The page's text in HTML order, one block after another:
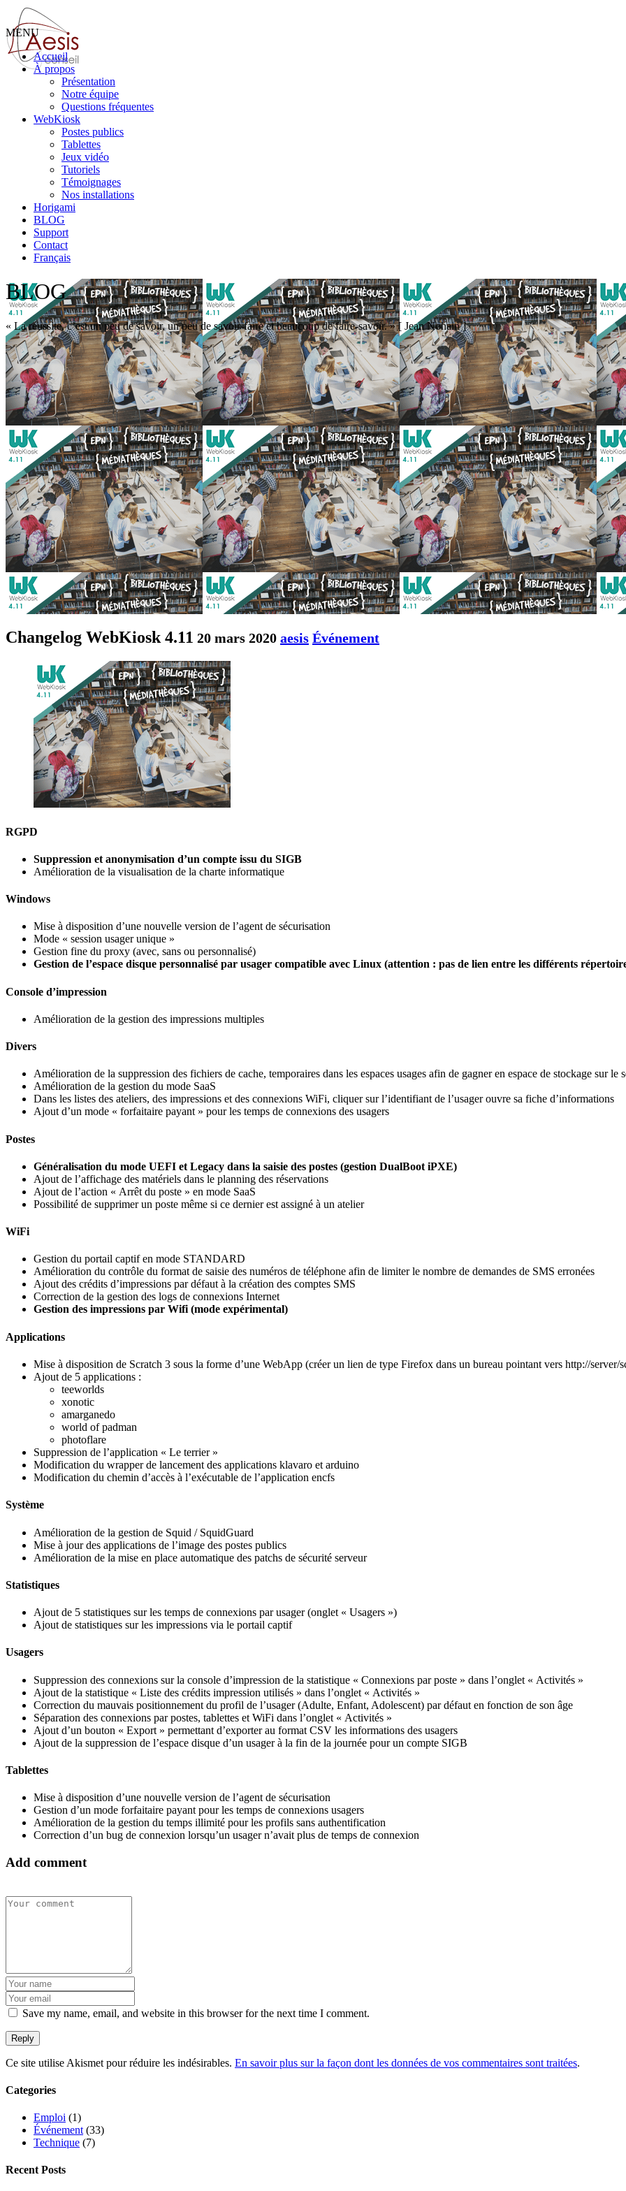
MENU
Accueil
À propos
Présentation
Notre équipe
Questions fréquentes
WebKiosk
Postes publics
Tablettes
Jeux vidéo
Tutoriels
Témoignages
Nos installations
Horigami
BLOG
Support
Contact
Français
BLOG
« La réussite, c’est un peu de savoir, un peu de savoir-faire et beaucoup de faire-savoir. » [ Jean Nohain ]
Changelog WebKiosk 4.11 20 mars 2020 aesis Événement
RGPD
Suppression et anonymisation d’un compte issu du SIGB
Amélioration de la visualisation de la charte informatique
Windows
Mise à disposition d’une nouvelle version de l’agent de sécurisation
Mode « session usager unique »
Gestion fine du proxy (avec, sans ou personnalisé)
Gestion de l’espace disque personnalisé par usager compatible avec Linux (attention : pas de lien entre les différents
Console d’impression
Amélioration de la gestion des impressions multiples
Divers
Amélioration de la suppression des fichiers de cache, temporaires dans les espaces usages afin de gagner en espace de stockage sur le
Amélioration de la gestion du mode SaaS
Dans les listes des ateliers, des impressions et des connexions WiFi, cliquer sur l’identifiant de l’usager ouvre sa fiche d’informations
Ajout d’un mode « forfaitaire payant » pour les temps de connexions des usagers
Postes
Généralisation du mode UEFI et Legacy dans la saisie des postes (gestion DualBoot iPXE)
Ajout de l’affichage des matériels dans le planning des réservations
Ajout de l’action « Arrêt du poste » en mode SaaS
Possibilité de supprimer un poste même si ce dernier est assigné à un atelier
WiFi
Gestion du portail captif en mode STANDARD
Amélioration du contrôle du format de saisie des numéros de téléphone afin de limiter le nombre de demandes de SMS erronées
Ajout des crédits d’impressions par défaut à la création des comptes SMS
Correction de la gestion des logs de connexions Internet
Gestion des impressions par Wifi (mode expérimental)
Applications
Mise à disposition de Scratch 3 sous la forme d’une WebApp (créer un lien de type Firefox dans un bureau pointant vers http://server/
Ajout de 5 applications :
teeworlds
xonotic
amarganedo
world of padman
photoflare
Suppression de l’application « Le terrier »
Modification du wrapper de lancement des applications klavaro et arduino
Modification du chemin d’accès à l’exécutable de l’application encfs
Système
Amélioration de la gestion de Squid / SquidGuard
Mise à jour des applications de l’image des postes publics
Amélioration de la mise en place automatique des patchs de sécurité serveur
Statistiques
Ajout de 5 statistiques sur les temps de connexions par usager (onglet « Usagers »)
Ajout de statistiques sur les impressions via le portail captif
Usagers
Suppression des connexions sur la console d’impression de la statistique « Connexions par poste » dans l’onglet « Activités »
Ajout de la statistique « Liste des crédits impression utilisés » dans l’onglet « Activités »
Correction du mauvais positionnement du profil de l’usager (Adulte, Enfant, Adolescent) par défaut en fonction de son âge
Séparation des connexions par postes, tablettes et WiFi dans l’onglet « Activités »
Ajout d’un bouton « Export » permettant d’exporter au format CSV les informations des usagers
Ajout de la suppression de l’espace disque d’un usager à la fin de la journée pour un compte SIGB
Tablettes
Mise à disposition d’une nouvelle version de l’agent de sécurisation
Gestion d’un mode forfaitaire payant pour les temps de connexions usagers
Amélioration de la gestion du temps illimité pour les profils sans authentification
Correction d’un bug de connexion lorsqu’un usager n’avait plus de temps de connexion
Add comment
Save my name, email, and website in this browser for the next time I comment.
Ce site utilise Akismet pour réduire les indésirables. En savoir plus sur la façon dont les données de vos commentaires sont traitées.
Categories
Emploi (1)
Événement (33)
Technique (7)
Recent Posts